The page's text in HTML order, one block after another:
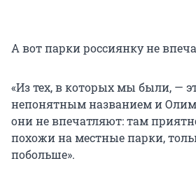
А вот парки россиянку не
«Из тех, в которых мы были, —
непонятным названием и
они не впечатляют: там
похожи на местные парки,
побольше».